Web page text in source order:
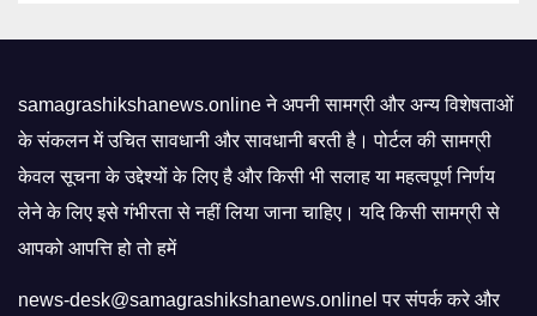
samagrashikshanews.online ने अपनी सामग्री और अन्य विशेषताओं
के संकलन में उचित सावधानी और सावधानी बरती है। पोर्टल की सामग्री
केवल सूचना के उद्देश्यों के लिए है और किसी भी सलाह या महत्वपूर्ण निर्णय
लेने के लिए इसे गंभीरता से नहीं लिया जाना चाहिए। यदि किसी सामग्री से
आपको आपत्ति हो तो हमें
news-desk@samagrashikshanews.onlinel पर संपर्क करे और